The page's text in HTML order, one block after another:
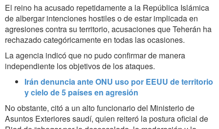
El reino ha acusado repetidamente a la República Islámica
de albergar intenciones hostiles o de estar implicada en
agresiones contra su territorio, acusaciones que Teherán ha
rechazado categóricamente en todas las ocasiones.
La agencia indicó que no pudo confirmar de manera
independiente los objetivos de los ataques.
Irán denuncia ante ONU uso por EEUU de territorio
y cielo de 5 países en agresión
No obstante, citó a un alto funcionario del Ministerio de
Asuntos Exteriores saudí, quien reiteró la postura oficial de